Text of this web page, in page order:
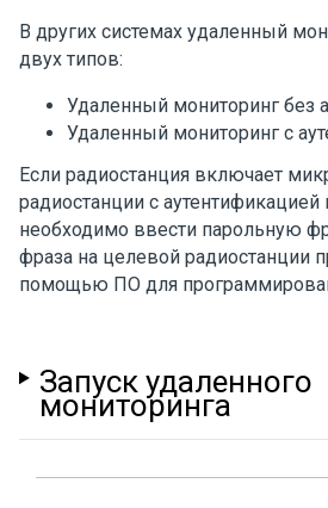
В других системах удаленный
двух типов:
Удаленный мониторинг без
Удаленный мониторинг с
Если радиостанция включает
радиостанции с аутентификацией
необходимо ввести парольную
фраза на целевой радиостанции
помощью ПО для
Запуск удаленного
мониторинга